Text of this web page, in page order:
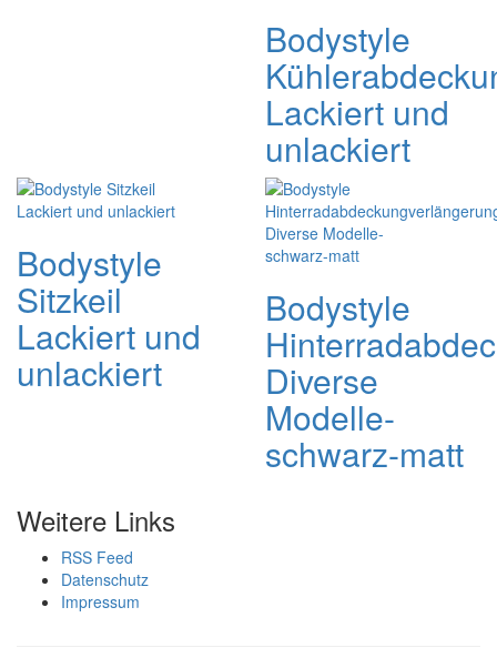
Bodystyle
Lackiert und
unlackiert
Bodystyle
Sitzkeil
Lackiert und
unlackiert
Bodystyle
Diverse
Modelle-
schwarz-matt
Weitere Links
RSS Feed
Datenschutz
Impressum